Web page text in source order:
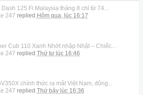
125 Fi Malaysia tháng 8 chỉ từ 74...
247 replied Hôm qua, lúc 16:17
Cub 110 Xanh Nhớt nhập Nhật – Chiếc...
247 replied Thứ tư lúc 16:46
chính thức ra mắt Việt Nam, động...
247 replied Thứ bảy lúc 16:36